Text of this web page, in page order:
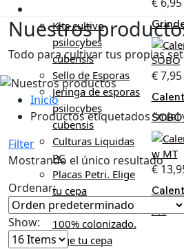
Kits cultivo
psilocybes
cubensis
Sello de Esporas
Jeringa de esporas
psilocybes
cubensis
Culturas Liquidas
PC
Placas Petri. Elige
tu cepa
Micelio en grano
100% colonizado.
Elige tu cepa
€7,95
SOBO
€
MT
Nuestros
Todo para cultivar tus propias
Inicio
Productos etiquetados “miel
Filter
Mostrando el único resultado
Ordenar:
Show: